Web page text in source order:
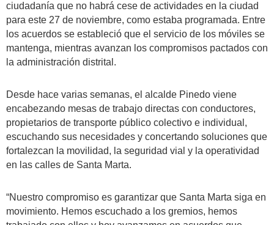
ciudadanía que no habrá cese de actividades en la ciudad
para este 27 de noviembre, como estaba programada. Entre
los acuerdos se estableció que el servicio de los móviles se
mantenga, mientras avanzan los compromisos pactados con
la administración distrital.
Desde hace varias semanas, el alcalde Pinedo viene
encabezando mesas de trabajo directas con conductores,
propietarios de transporte público colectivo e individual,
escuchando sus necesidades y concertando soluciones que
fortalezcan la movilidad, la seguridad vial y la operatividad
en las calles de Santa Marta.
“Nuestro compromiso es garantizar que Santa Marta siga en
movimiento. Hemos escuchado a los gremios, hemos